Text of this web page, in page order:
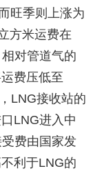
旺季则上涨为
方米运费在
对管道气的
费压低至
LNG接收站的
LNG进入中
费由国家发
利于LNG的